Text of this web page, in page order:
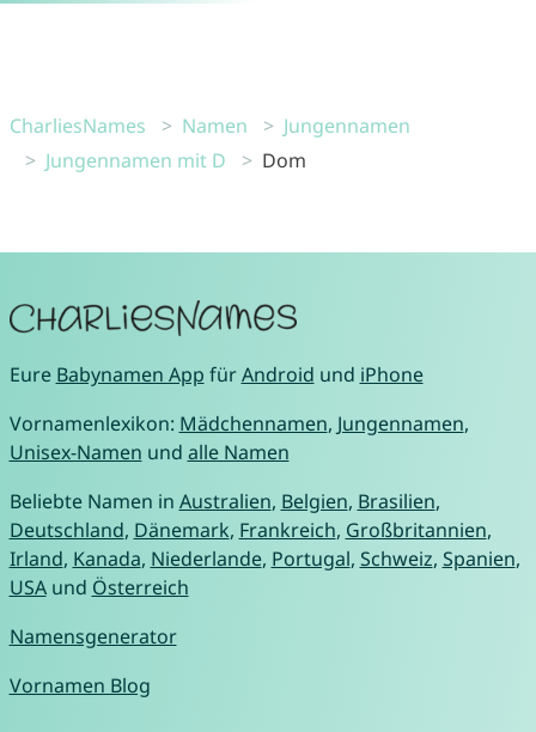
CharliesNames Namen
Jungennamen
Jungennamen mit D
Dom
Eure Babynamen App fürAndroid und iPhone
Vornamenlexikon: Mädchennamen, Jungennamen,
Unisex-Namen und alle Namen
Beliebte Namen in Australien, Belgien, Brasilien,
Deutschland, Dänemark, Frankreich, Großbritannien,
Irland, Kanada, Niederlande, Portugal, Schweiz, Spanien,
USAund Österreich
Namensgenerator
Vornamen Blog